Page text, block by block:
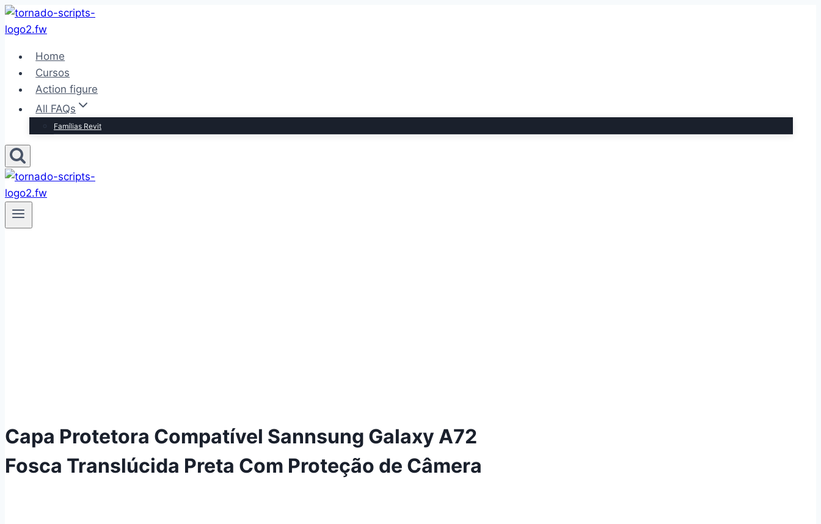
Pular
para
Conteúdo
Home
Cursos
Action figure
All FAQs
Famílias Revit
Capa Protetora Compatível Sannsung Galaxy A72
Fosca Translúcida Preta Com Proteção de Câmera